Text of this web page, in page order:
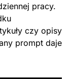
pracy.
czy opisy
prompt daje